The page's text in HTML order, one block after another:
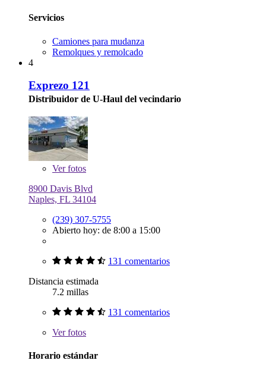
Servicios
Camiones para mudanza
Remolques y remolcado
4
Exprezo 121
Distribuidor de U-Haul del vecindario
Verfotos
8900 Davis Blvd
Naples, FL 34104
(239) 307-5755
Abierto hoy: de 8:00 a 15:00
131 comentarios
Distancia estimada
7.2 millas
131 comentarios
Verfotos
Horario estándar